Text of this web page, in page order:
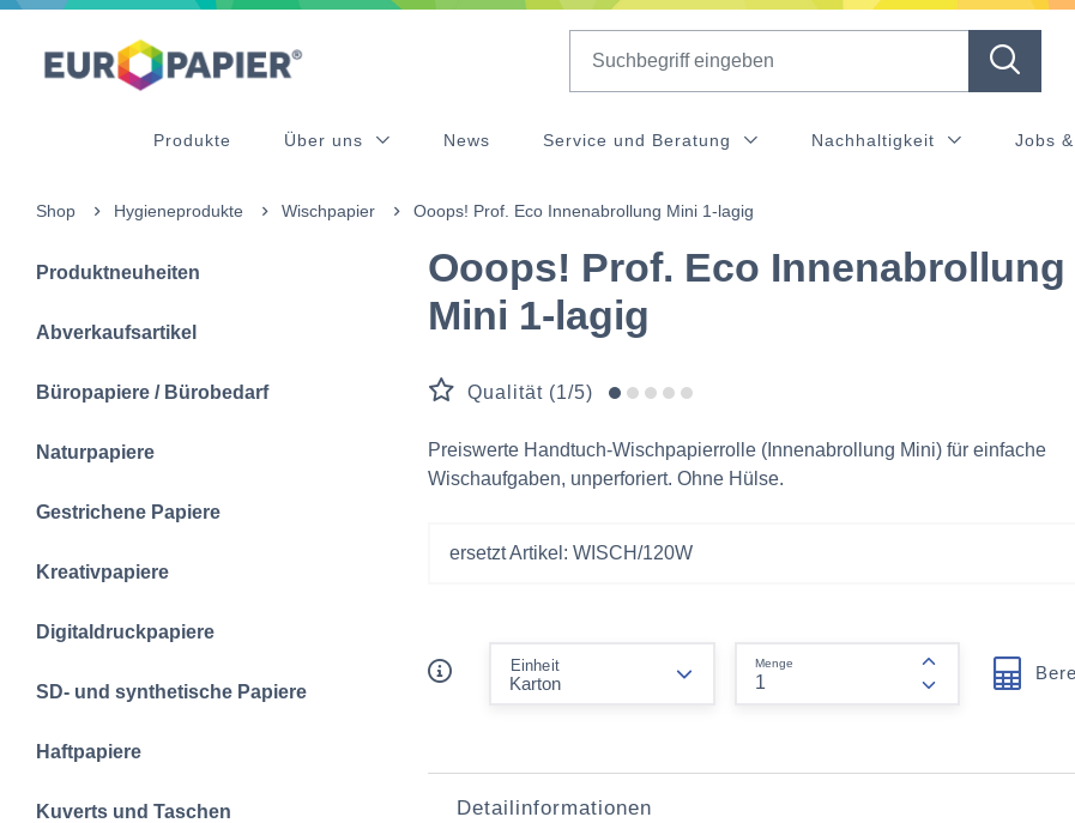
Table Of Content
Produkte Über uns News Service und Beratung Nachhaltigkeit Jobs
Shop Hygieneprodukte Wischpapier Ooops! Prof. Eco Innenabrollung Mini 1-lagig
Produktneuheiten
Abverkaufsartikel
Büropapiere / Bürobedarf
Naturpapiere
Gestrichene Papiere
Kreativpapiere
Digitaldruckpapiere
SD- und synthetische Papiere
Haftpapiere
Kuverts und Taschen
Ooops! Prof. Eco Innenabrollung
Mini 1-lagig
Qualität (1/5)
Preiswerte Handtuch-Wischpapierrolle (Innenabrollung Mini) für einfache
Wischaufgaben, unperforiert. Ohne Hülse.
ersetzt Artikel: WISCH/120W
Einheit Menge
form.increase-
Detailinformationen